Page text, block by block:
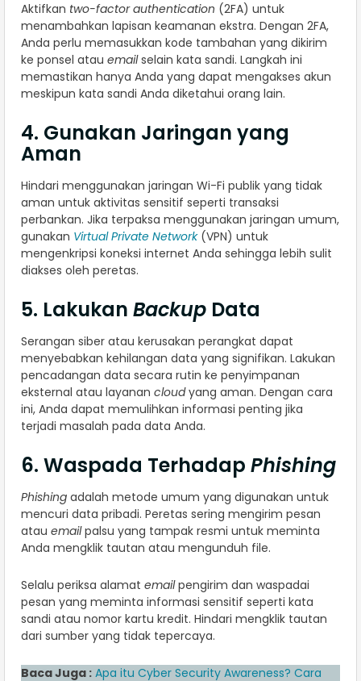
Aktifkan two-factor authentication (2FA) untuk
menambahkan lapisan keamanan ekstra. Dengan 2FA,
Anda perlu memasukkan kode tambahan yang dikirim
ke ponsel atau emailselain kata sandi. Langkah ini
memastikan hanya Anda yang dapat mengakses akun
meskipun kata sandi Anda diketahui orang lain.
4. Gunakan Jaringan yang
Aman
Hindari menggunakan jaringan Wi-Fi publik yang tidak
aman untuk aktivitas sensitif seperti transaksi
perbankan. Jika terpaksa menggunakan jaringan umum,
gunakan Virtual Private Network(VPN) untuk
mengenkripsi koneksi internet Anda sehingga lebih sulit
diakses oleh peretas.
5. Lakukan Backup Data
Serangan siber atau kerusakan perangkat dapat
menyebabkan kehilangan data yang signifikan. Lakukan
pencadangan data secara rutin ke penyimpanan
eksternal atau layanan cloudyang aman. Dengan cara
ini, Anda dapat memulihkan informasi penting jika
terjadi masalah pada data Anda.
6. Waspada Terhadap Phishing
Phishing adalah metode umum yang digunakan untuk
mencuri data pribadi. Peretas sering mengirim pesan
atau emailpalsu yang tampak resmi untuk meminta
Anda mengklik tautan atau mengunduh file.
Selalu periksa alamat emailpengirim dan waspadai
pesan yang meminta informasi sensitif seperti kata
sandi atau nomor kartu kredit. Hindari mengklik tautan
dari sumber yang tidak tepercaya.
Baca Juga : Apa itu Cyber Security Awareness? Cara